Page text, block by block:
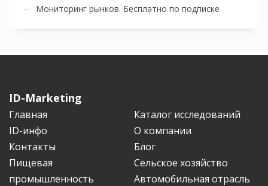
Мониторинг рынков. Бесплатно по подписке
ID-Marketing
Главная
Каталог исследований
ID-инфо
О компании
Контакты
Блог
Пищевая
промышленность
Сельское хозяйство
Автомобильная отрасль